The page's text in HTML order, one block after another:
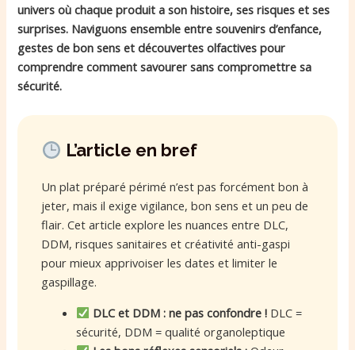
univers où chaque produit a son histoire, ses risques et ses
surprises. Naviguons ensemble entre souvenirs d’enfance,
gestes de bon sens et découvertes olfactives pour
comprendre comment savourer sans compromettre sa
sécurité.
L’article en bref
Un plat préparé périmé n’est pas forcément bon à
jeter, mais il exige vigilance, bon sens et un peu de
flair. Cet article explore les nuances entre DLC,
DDM, risques sanitaires et créativité anti-gaspi
pour mieux apprivoiser les dates et limiter le
gaspillage.
DLC et DDM : ne pas confondre !DLC =
sécurité, DDM = qualité organoleptique